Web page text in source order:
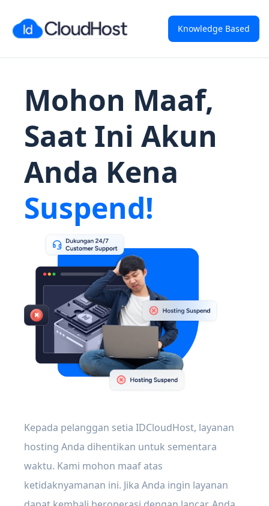
Knowledge Based
Mohon Maaf,
Saat Ini Akun
Anda Kena
Suspend!
Kepada pelanggan setia IDCloudHost, layanan
hosting Anda dihentikan untuk sementara
waktu. Kami mohon maaf atas
ketidaknyamanan ini. Jika Anda ingin layanan